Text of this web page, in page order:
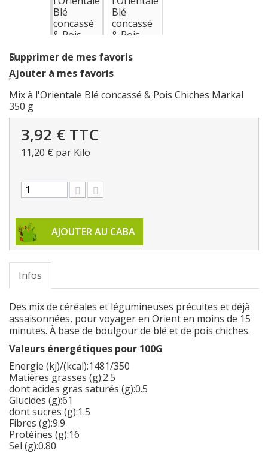
Supprimer de mes favoris
Ajouter à mes favoris
Mix à l'Orientale Blé concassé & Pois Chiches Markal
350 g
3,92 € TTC
11,20 € par Kilo
AJOUTER AU CABA
Infos
Des mix de céréales et légumineuses précuites et déjà
assaisonnées, pour voyager en Orient en moins de 15
minutes. À base de boulgour de blé et de pois chiches.
Valeurs énergétiques pour 100G
Energie (kj)/(kcal):1481/350
Matières grasses (g):2.5
dont acides gras saturés (g):0.5
Glucides (g):61
dont sucres (g):1.5
Fibres (g):9.9
Protéines (g):16
Sel (g):0.80